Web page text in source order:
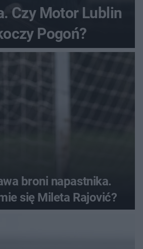
Czy Motor Lublin
Pogoń?
broni napastnika.
się Mileta Rajović?